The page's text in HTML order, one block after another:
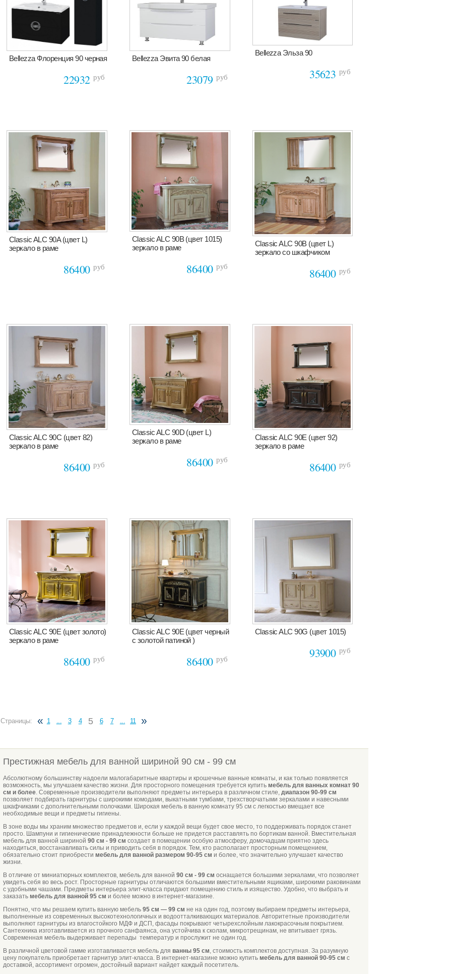
Bellezza Флоренция 90 черная
22932руб
Bellezza Эвита 90 белая
23079руб
Bellezza Эльза 90
35623 руб
Classic ALC 90A (цвет L)
зеркало в раме
86400руб
Classic ALC 90B (цвет 1015)
зеркало в раме
86400руб
Classic ALC 90B (цвет L)
зеркало cо шкафчиком
86400 руб
Classic ALC 90C (цвет 82)
зеркало в раме
86400руб
Classic ALC 90D (цвет L)
зеркало в раме
86400руб
Classic ALC 90E (цвет 92)
зеркало в раме
86400 руб
Classic ALC 90E (цвет золото)
зеркало в раме
86400руб
Classic ALC 90E (цвет черный
с золотой патиной )
86400руб
Classic ALC 90G (цвет 1015)
93900 руб
Страницы: « 1 3 4 5 6 7 11 »
Престижная мебель для ванной шириной 90 см - 99 см
Абсолютному большинству надоели малогабаритные квартиры и крошечные ванные комнаты, и как только появляется
возможность, мы улучшаем качество жизни. Для просторного помещения требуется купить мебель для ванных комнат 90
см и более . Современные производители выполняют предметы интерьера в различном стиле, диапазон 90-99 см
позволяет подбирать гарнитуры с широкими комодами, выкатными тумбами, трехстворчатыми зеркалами и навесными
шкафчиками с дополнительными полочками. Широкая мебель в ванную комнату 95 см с легкостью вмещает все
необходимые вещи и предметы гигиены.
В зоне воды мы храним множество предметов и, если у каждой вещи будет свое место, то поддерживать порядок станет
просто. Шампуни и гигиенические принадлежности больше не придется расставлять по бортикам ванной. Вместительная
мебель для ванной шириной 90 см - 99 см создает в помещении особую атмосферу, домочадцам приятно здесь
находиться, восстанавливать силы и приводить себя в порядок. Тем, кто располагает просторным помещением,
обязательно стоит приобрести мебель для ванной размером 90-95 см и более, что значительно улучшает качество
жизни.
В отличие от миниатюрных комплектов, мебель для ванной 90 см - 99 см оснащается большими зеркалами, что позволяет
увидеть себя во весь рост. Просторные гарнитуры отличаются большими вместительными ящиками, широкими раковинами
с удобными чашами. Предметы интерьера элит-класса придают помещению стиль и изящество. Удобно, что выбрать и
заказать мебель для ванной 95 см и более можно в интернет-магазине.
Понятно, что мы решаем купить ванную мебель 95 см — 99 см не на один год, поэтому выбираем предметы интерьера,
выполненные из современных высокотехнологичных и водоотталкивающих материалов. Авторитетные производители
выполняют гарнитуры из влагостойкого МДФ и ДСП, фасады покрывают четырехслойным лакокрасочным покрытием.
Сантехника изготавливается из прочного санфаянса, она устойчива к сколам, микротрещинам, не впитывает грязь.
Современная мебель выдерживает перепады температур и прослужит не один год.
В различной цветовой гамме изготавливается мебель для ванны 95 см , стоимость комплектов доступная. За разумную
цену покупатель приобретает гарнитур элит-класса. В интернет-магазине можно купить мебель для ванной 90-95 см с
доставкой, ассортимент огромен, достойный вариант найдет каждый посетитель.